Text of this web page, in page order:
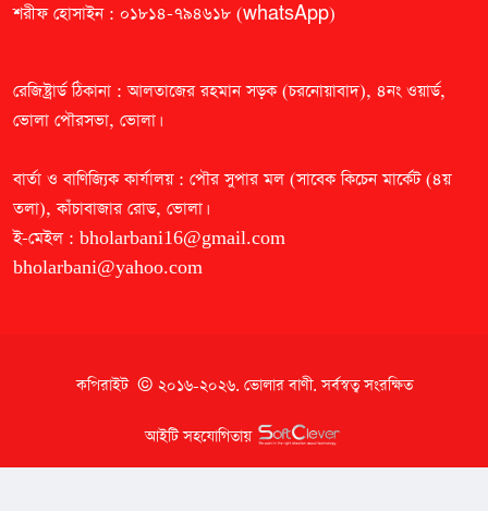
শরীফ হোসাইন : ০১৮১৪-৭৯৪৬১৮ (whatsApp)
রেজিষ্ট্রার্ড ঠিকানা : আলতাজের রহমান সড়ক (চরনোয়াবাদ), ৪নং ওয়ার্ড,
ভোলা পৌরসভা, ভোলা।
বার্তা ও বাণিজ্যিক কার্যালয় : পৌর সুপার মল (সাবেক কিচেন মার্কেট (৪য়
তলা), কাঁচাবাজার রোড, ভোলা।
ই-মেইল : bholarbani16@gmail.com
bholarbani@yahoo.com
কপিরাইট © ২০১৬-২০২৬. ভোলার বাণী. সর্বস্বত্ব সংরক্ষিত
আইটি সহযোগিতায়